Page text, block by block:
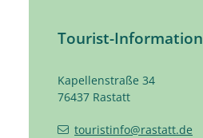
Tourist-Information
Kapellenstraße 34
76437 Rastatt
touristinfo@rastatt.de